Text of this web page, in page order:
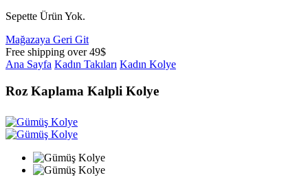
Sepette Ürün Yok.
Mağazaya Geri Git
Free shipping over 49$
Ana Sayfa Kadın Takıları Kadın Kolye
Roz Kaplama Kalpli Kolye